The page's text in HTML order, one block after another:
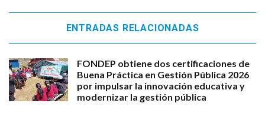
ENTRADAS RELACIONADAS
FONDEP obtiene dos certificaciones de
Buena Práctica en Gestión Pública 2026
por impulsar la innovación educativa y
modernizar la gestión pública